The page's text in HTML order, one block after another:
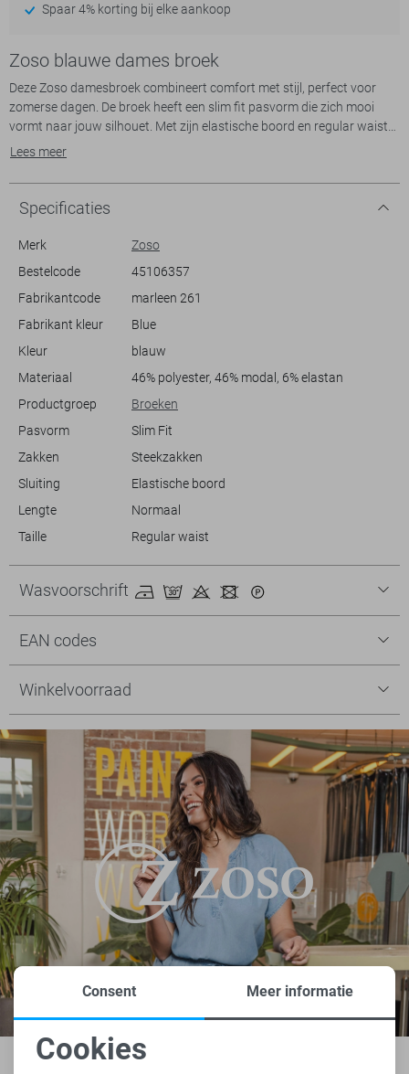
Spaar 4% korting bij elke aankoop
Zoso blauwe dames broek
Deze Zoso damesbroek combineert comfort met stijl, perfect voor
zomerse dagen. De broek heeft een slim fit pasvorm die zich mooi
vormt naar jouw silhouet. Met zijn elastische boord en regular waist
biedt deze broek niet alleen een fijne bewegingsvrijheid, maar ook een
46% modal en 6% elastan, voelt deze broek lekker soepel aan op je
huid.
De frisse blauwe kleur van de broek voegt een vleugje kleur toe aan je
voorzien van handige steekzakken, zodat je gemakkelijk kleine
essentials bij de hand hebt. De nette afwerking van de broek, samen
met de omgeslagen broekspijpen, geeft het geheel een moderne
voor een relaxte uitstraling, of draag hem met een blouse voor een
meer geklede uitstraling.
Lees meer
Specificaties
Merk
Zoso
Bestelcode
45106357
Fabrikantcode
marleen 261
Fabrikant kleur
Blue
Kleur
blauw
Materiaal
46% polyester, 46% modal, 6% elastan
Productgroep
Broeken
Pasvorm
Slim Fit
Zakken
Steekzakken
Sluiting
Elastische boord
Lengte
Normaal
Taille
Regular waist
Wasvoorschrift
EAN codes
Winkelvoorraad
Noodzakelijke cookies
Consent Meer informatie
Cookies